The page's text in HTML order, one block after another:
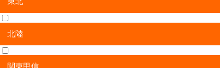
北海道
青森県
岩手県
宮城県
秋田県
山形県
福島県
北陸
関東甲信